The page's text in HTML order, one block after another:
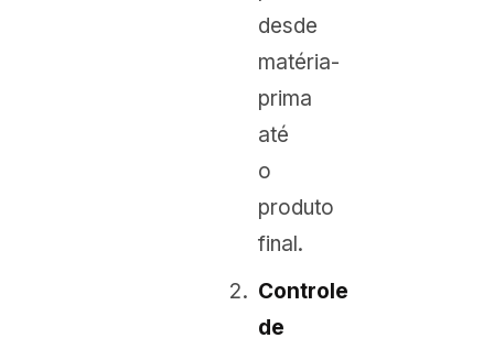
desde
matéria-
prima
até
o
produto
final.
Controle
de